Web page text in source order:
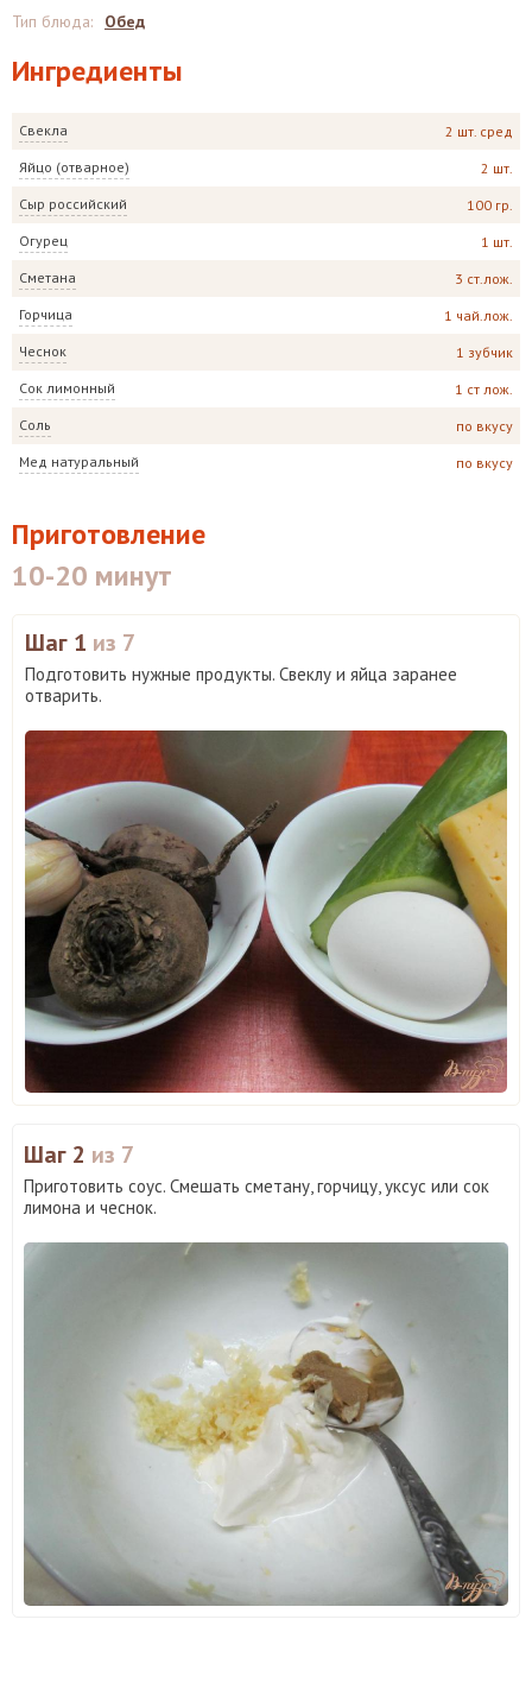
Ингредиенты
Свекла 2 шт. сред
Яйцо (отварное) 2 шт.
Сыр российский 100 гр.
Огурец 1 шт.
Сметана 3 ст.лож.
Горчица 1 чай.лож.
Чеснок 1 зубчик
Сок лимонный 1 ст лож.
Соль по вкусу
Мед натуральный по вкусу
Тип блюда: Обед
Приготовление
10-20 минут
Шаг 1 из 7
Подготовить нужные продукты. Свеклу и яйца заранее
отварить.
Шаг 2 из 7
Приготовить соус. Смешать сметану, горчицу, уксус или сок
лимона и чеснок.